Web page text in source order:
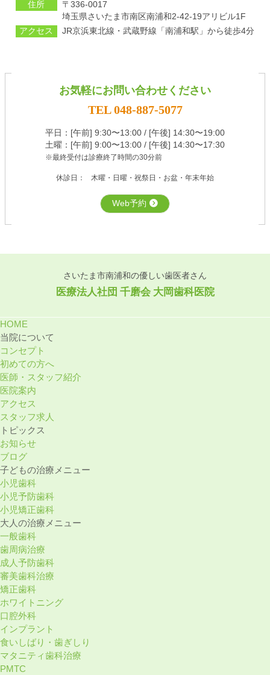
住所
〒336-0017
埼⽟県さいたま市南区南浦和2-42-19アリビル1F
アクセス
JR京浜東北線・武蔵野線「南浦和駅」から徒歩4分
お気軽にお問い合わせください
TEL 048-887-5077
平⽇：[午前] 9:30〜13:00 / [午後] 14:30〜19:00
土曜：[午前] 9:00〜13:00 / [午後] 14:30〜17:30
※最終受付は診療終了時間の30分前
休診日： ⽊曜・⽇曜・祝祭⽇・お盆・年末年始
Web予約
さいたま市南浦和の優しい歯医者さん
医療法⼈社団 千磨会 ⼤岡⻭科医院
HOME
当院について
コンセプト
初めての⽅へ
医師・スタッフ紹介
医院案内
アクセス
スタッフ求⼈
トピックス
お知らせ
ブログ
⼦どもの治療メニュー
小児歯科
小児予防歯科
小児矯正歯科
⼤⼈の治療メニュー
一般歯科
歯周病治療
成人予防歯科
審美歯科治療
矯正歯科
ホワイトニング
口腔外科
インプラント
食いしばり・歯ぎしり
マタニティ歯科治療
PMTC